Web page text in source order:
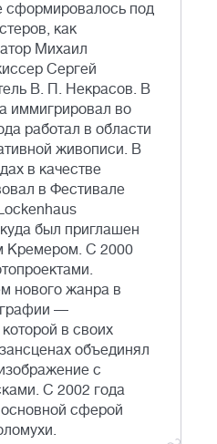
сформировалось под
как
Михаил
Сергей
В. П. Некрасов. В
иммигрировал во
работал в области
живописи. В
в качестве
в Фестивале
был приглашен
Кремером. С 2000
нового жанра в
—
в своих
объединял
с
С 2002 года
сферой